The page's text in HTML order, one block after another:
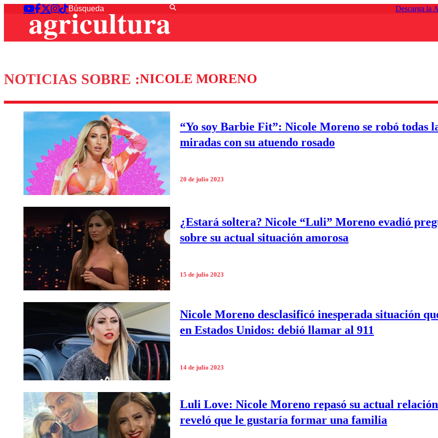
Descarga la
NOTICIAS SOBRE :NICOLE MORENO
“Yo soy Barbie Fit”: Nicole Moreno se robó todas
miradas con su atuendo rosado
20 de julio 2023
¿Estará soltera? Nicole “Luli” Moreno evadió
sobre su actual situación amorosa
15 de julio 2023
Nicole Moreno desclasificó inesperada situación
en Estados Unidos: debió llamar al 911
14 de julio 2023
Luli Love: Nicole Moreno repasó su actual
reveló que le gustaría formar una familia